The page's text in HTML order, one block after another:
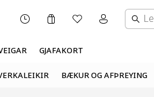
Karfa ÓskalistiMínar
GJAFAKORT
BÆKUR OG AFÞREYING